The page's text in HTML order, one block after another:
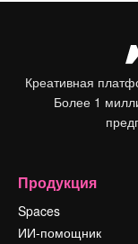
Креативная
Более 1
Продукция
Spaces
ИИ-помощник